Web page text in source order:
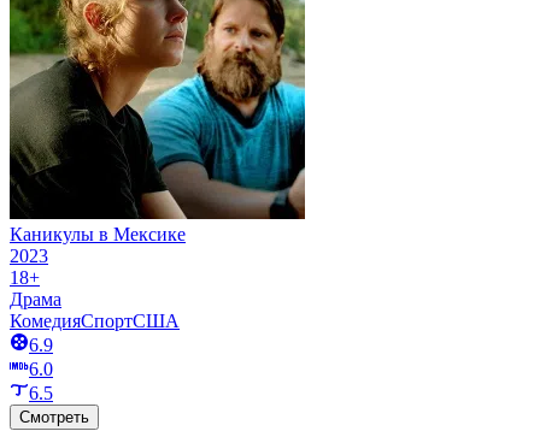
Каникулы в Мексике
2023
18+
Драма
КомедияСпортСША
6.9
6.0
6.5
Смотреть